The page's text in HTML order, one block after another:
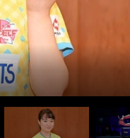
藤美誠 photo by Kishiku